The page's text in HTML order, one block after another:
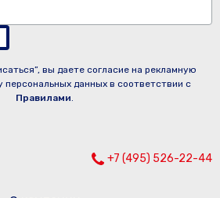
вы даете согласие на рекламную
персональных данных в соответствии с
Правилами.
+7 (495) 526-22-44